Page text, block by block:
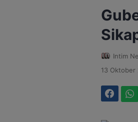
Intim
13 Oktober